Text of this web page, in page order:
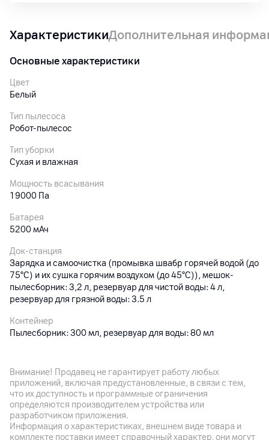
ХарактеристикиДополнительная
Основные характеристики
Цвет
Белый
Тип пылесоса
Робот-пылесос
Тип уборки
Сухая и влажная
Мощность всасывания
19000 Па
Батарея
5200 мАч
Док-станция
Зарядка и самоочистка (промывка швабр горячей водой (до
75°C) и их сушка горячим воздухом (до 45°C)), мешок-
пылесборник: 3,2 л, резервуар для чистой воды: 4 л,
резервуар для грязной воды: 3.5 л
Контейнер
Пылесборник: 300 мл, резервуар для воды: 80 мл
Пылесос: 350 x 350 x 103.8 мм; док-станция: 420 x 458 x
470 мм
Особенности
Макс. высота порогов 22 мм, подъем швабр на высоту до
10.5 мм; лазерная навигация (LDS); щетка против
спутывания волос
Внимание! Продавец не гарантирует работу любых
приложений, включая предустановленные, в связи с тем,
что их доступность и программные ограничения
определяются производителем устройства или
разработчиком приложения.
Информация о характеристиках, внешнем виде товара и
комплекте поставки имеет справочный характер, они могут